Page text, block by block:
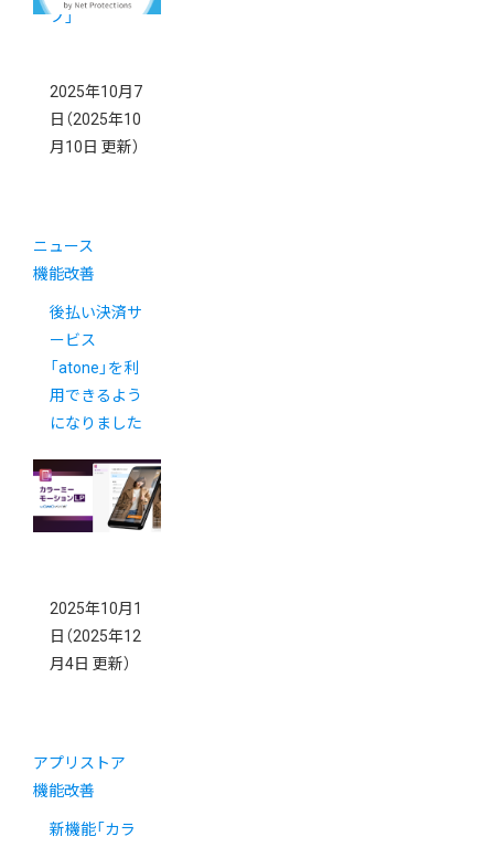
プ」
2025年10月7
日 （2025年10
月10日 更新）
ニュース
機能改善
後払い決済サ
ービス
「atone」を利
用できるよう
になりました
2025年10月1
日 （2025年12
月4日 更新）
アプリストア
機能改善
新機能「カラ